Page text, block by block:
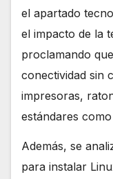
el apartado
el impacto de la
proclamando
conectividad sin
impresoras,
estándares
Además, se
para instalar